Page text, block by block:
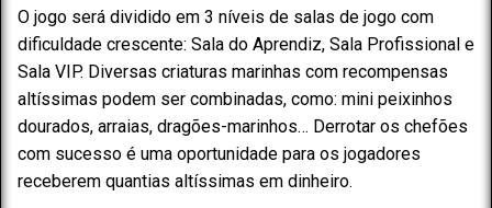
O jogo será dividido em 3 níveis de salas de jogo com
dificuldade crescente: Sala do Aprendiz, Sala Profissional e
Sala VIP. Diversas criaturas marinhas com recompensas
altíssimas podem ser combinadas, como: mini peixinhos
dourados, arraias, dragões-marinhos… Derrotar os chefões
com sucesso é uma oportunidade para os jogadores
receberem quantias altíssimas em dinheiro.